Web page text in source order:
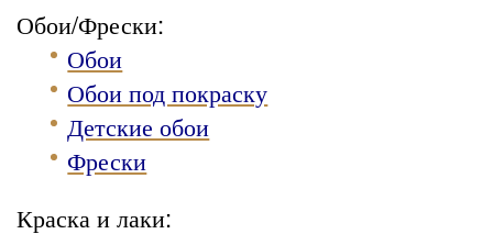
Обои/Фрески:
Обои
Обои под покраску
Детские обои
Фрески
Краска и лаки: